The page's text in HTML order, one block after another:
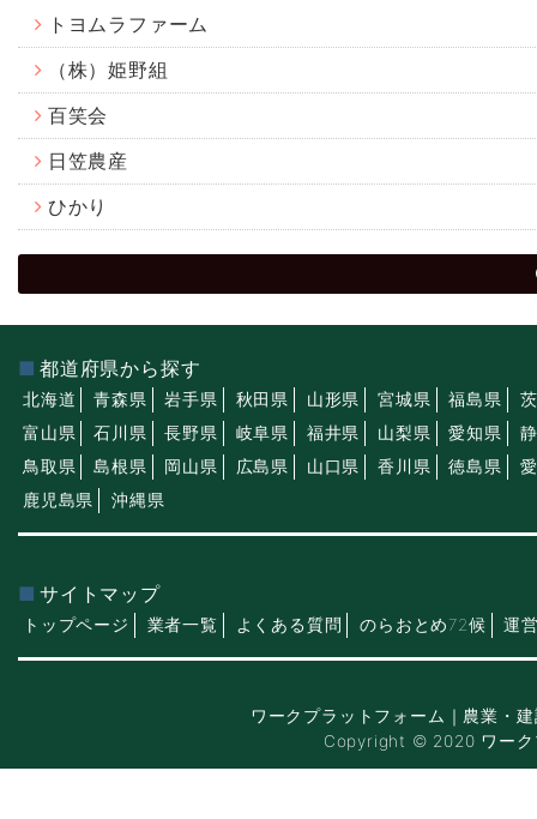
トヨムラファーム
（株）姫野組
百笑会
日笠農産
ひかり
都道府県から探す
北海道 青森県 岩手県 秋田県 山形県 宮城県 福島県
富山県
石川県 長野県 岐阜県 福井県 山梨県 愛知県
鳥取県
島根県 岡山県 広島県 山口県 香川県 徳島県
鹿児島県
沖縄県
サイトマップ
トップページ 業者一覧 よくある質問 のらおとめ72候 運
ワークプラットフォーム｜農業・
Copyright © 2020 ワーク